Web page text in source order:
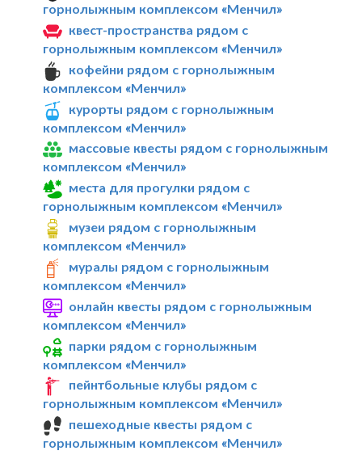
горнолыжным комплексом «Менчил»
квест-пространства рядом с
горнолыжным комплексом «Менчил»
кофейни рядом с горнолыжным
комплексом «Менчил»
курорты рядом с горнолыжным
комплексом «Менчил»
массовые квесты рядом с горнолыжным
комплексом «Менчил»
места для прогулки рядом с
горнолыжным комплексом «Менчил»
музеи рядом с горнолыжным
комплексом «Менчил»
муралы рядом с горнолыжным
комплексом «Менчил»
онлайн квесты рядом с горнолыжным
комплексом «Менчил»
парки рядом с горнолыжным
комплексом «Менчил»
пейнтбольные клубы рядом с
горнолыжным комплексом «Менчил»
пешеходные квесты рядом с
горнолыжным комплексом «Менчил»